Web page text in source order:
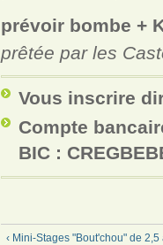
prévoir bombe +
prêtée par les
Vous inscrire
Compte
BIC :
‹ Mini-Stages "Bout'chou" de 2,5